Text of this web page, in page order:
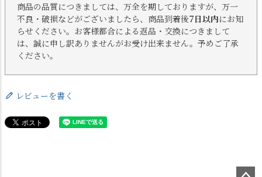
商品の品質につきましては、万全を期しておりますが、万一
不良・破損などがございましたら、商品到着後7日以内にお知
らせください。お客様都合による返品・交換につきまして
は、誠に申し訳ありませんがお受け出来ません。予めご了承
ください。
レビューを書く